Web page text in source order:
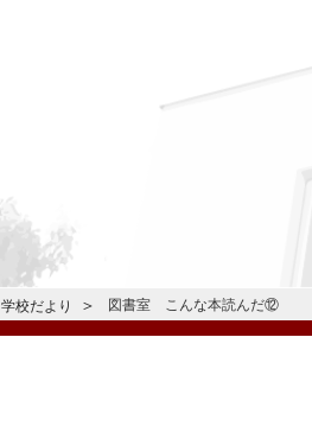
学校だより 図書室 こんな本読んだ⑫